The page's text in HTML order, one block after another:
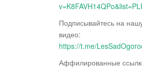
Подписывайтесь на
видео:
https://t.me/
Аффилированные